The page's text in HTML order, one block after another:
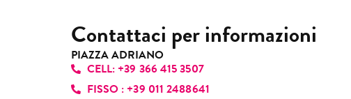
Contattaci per informazioni
PIAZZA ADRIANO
CELL: +39 366 415 3507
FISSO : +39 011 2488641